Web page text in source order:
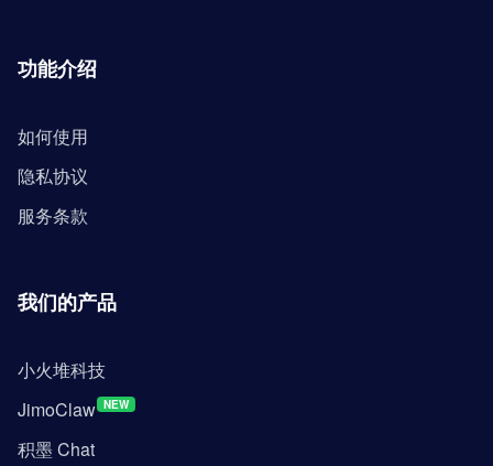
功能介绍
如何使用
隐私协议
服务条款
我们的产品
小火堆科技
JimoClaw NEW
积墨 Chat